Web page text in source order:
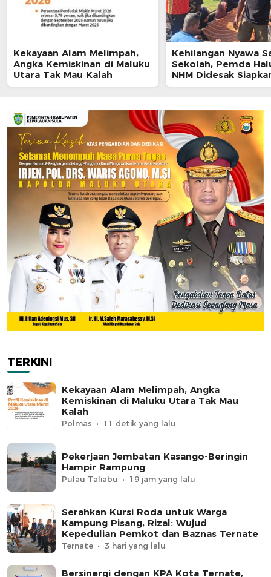
Kekayaan Alam Melimpah,
Angka Kemiskinan di Maluku
Utara Tak Mau Kalah
Kehilangan Nyawa
Sekolah, Pemda
NHM Didesak
untuk Siswa
TERKINI
Kekayaan Alam Melimpah, Angka
Kemiskinan di Maluku Utara Tak Mau
Kalah
Polmas 11 detik yang lalu
Pekerjaan Jembatan Kasango-Beringin
Hampir Rampung
Pulau Taliabu 19 jam yang lalu
Serahkan Kursi Roda untuk Warga
Kampung Pisang, Rizal: Wujud
Kepedulian Pemkot dan Baznas Ternate
Ternate 3 hari yang lalu
Bersinergi dengan KPA Kota Ternate,